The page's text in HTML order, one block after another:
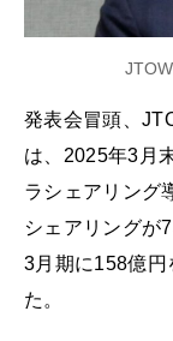
発表会冒頭、
は、2025年3月
ラシェアリング
シェアリングが
3月期に158億円
た。